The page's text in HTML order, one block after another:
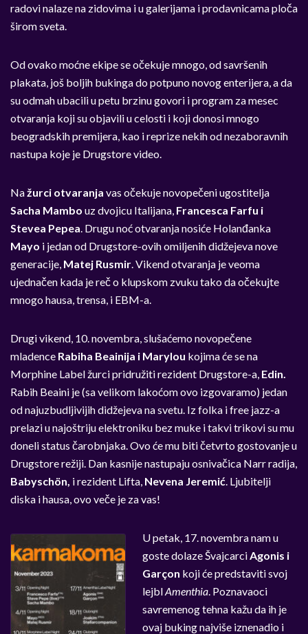
radovi nalaze na zidovima i u galerijama i prodavnicama ploča
širom sveta.
Od ovako moćne ekipe se očekuje mnogo, od savršenih
plakata, još boljih bukinga do potpuno novog enterijera, a da
su odmah ubacili u petu brzinu govori i program za mesec
otvaranja koji su objavili u celosti i koji donosi mnogo
beogradskih premijera, kao i reprize nekih od nezaboravnih
nastupa koje je Drugstore video.
Nažurci otvaranja vas očekuje novopečeni ugostitelja
Sacha Mambo uz dvojicu Italijana, Francesca Farfu i
Stevea Pepea . Drugu noć otvaranja nosiće Holanđanka
Mayo i jedan od Drugstore-ovih omiljenih didžejeva nove
generacije, Matej Rusmir . Vikend otvaranja je veoma
ujednačen kada je reč o klupskom zvuku tako da očekujte
mnogo hausa, trensa, i EBM-a.
Drugi vikend, 10. novembra, slušaćemo novopečene
mladence Rabiha Beainija i Marylou kojima će se na
Morphine Label žurci pridružiti rezident Drugstore-a, Edin.
Rabih Beaini je (sa velikom lakoćom ovo izgovaramo) jedan
od najuzbudljivijih didžejeva na svetu. Iz folka i free jazz-a
prelazi u najoštriju elektroniku bez muke i takvi trikovi su mu
doneli status čarobnjaka. Ovo će mu biti četvrto gostovanje u
Drugstore režiji. Dan kasnije nastupaju osnivačica Narr radija,
Babyschön, i rezident Lifta, Nevena Jeremić . Ljubitelji
diska i hausa, ovo veče je za vas!
U petak, 17. novembra nam u
goste dolaze Švajcarci Agonis i
Garçon koji će predstaviti svoj
lejblAmenthia . Poznavaoci
savremenog tehna kažu da ih je
ovaj buking najviše iznenadio i